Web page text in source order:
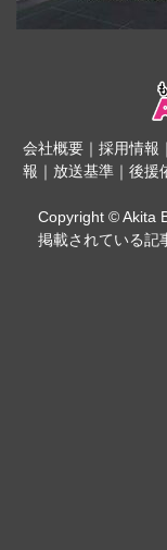
会社概要｜ 採用情報 ｜
報 ｜ 放送基準 ｜ 後援
Copyright © Akita
掲載されている記